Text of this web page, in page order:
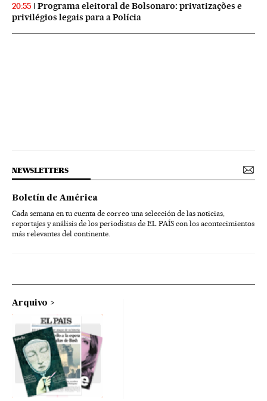
20:55
Programa eleitoral de Bolsonaro: privatizações e
privilégios legais para a Polícia
NEWSLETTERS
Boletín de América
Cada semana en tu cuenta de correo una selección de las noticias,
reportajes y análisis de los periodistas de EL PAÍS con los acontecimientos
más relevantes del continente.
Arquivo